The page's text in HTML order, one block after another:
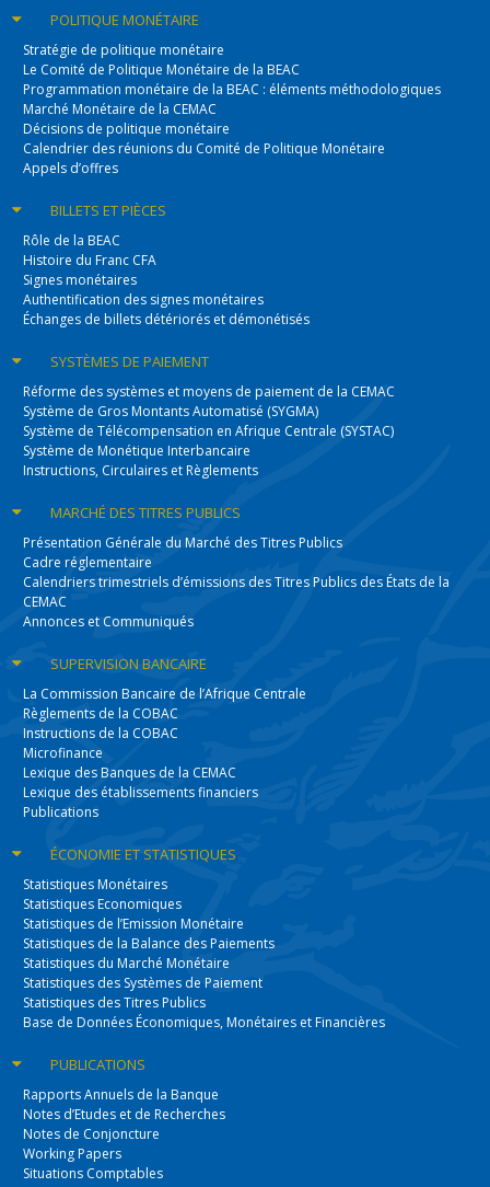
POLITIQUEMONÉTAIRE
Stratégie de politique monétaire
Le Comité de Politique Monétaire de la BEAC
Programmation monétaire de la BEAC : éléments méthodologiques
Marché Monétaire de la CEMAC
Décisions de politique monétaire
Calendrier des réunions du Comité de Politique Monétaire
Appels d’offres
BILLETSET PIÈCES
Rôle de la BEAC
Histoire du Franc CFA
Signes monétaires
Authentification des signes monétaires
Échanges de billets détériorés et démonétisés
SYSTÈMESDE PAIEMENT
Réforme des systèmes et moyens de paiement de la CEMAC
Système de Gros Montants Automatisé (SYGMA)
Système de Télécompensation en Afrique Centrale (SYSTAC)
Système de Monétique Interbancaire
Instructions, Circulaires et Règlements
MARCHÉ DESTITRES PUBLICS
Présentation Générale du Marché des Titres Publics
Cadre réglementaire
Calendriers trimestriels d’émissions des Titres Publics des États de la
CEMAC
Annonces et Communiqués
SUPERVISIONBANCAIRE
La Commission Bancaire de l’Afrique Centrale
Règlements de la COBAC
Instructions de la COBAC
Microfinance
Lexique des Banques de la CEMAC
Lexique des établissements financiers
Publications
ÉCONOMIEET STATISTIQUES
Statistiques Monétaires
Statistiques Economiques
Statistiques de l’Emission Monétaire
Statistiques de la Balance des Paiements
Statistiques du Marché Monétaire
Statistiques des Systèmes de Paiement
Statistiques des Titres Publics
Base de Données Économiques, Monétaires et Financières
PUBLICATIONS
Rapports Annuels de la Banque
Notes d’Etudes et de Recherches
Notes de Conjoncture
Working Papers
Situations Comptables